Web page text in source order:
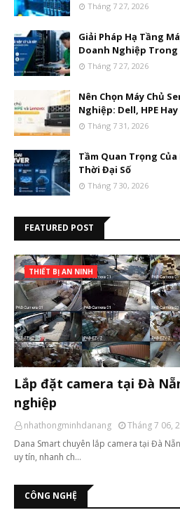
Tháng 7 27, 2026
Giải Pháp Hạ Tầng
Doanh Nghiệp Trong
Tháng 7 27, 2026
Nên Chọn Máy Chủ
Nghiệp: Dell, HPE
Tháng 7 31, 2026
Tầm Quan Trọng
Thời Đại Số
Tháng 7 30, 2026
FEATURED POST
THIẾT BỊ AN NINH
Lắp đặt camera tại Đà
nghiệp
nhathongminhdanang
Tháng 7 06,
Dana Smart chuyên lắp camera tại Đà
uy tín, nhanh ch…
CÔNG NGHỆ